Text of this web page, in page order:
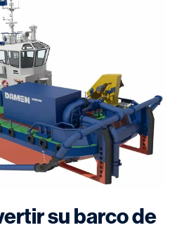
su barco de